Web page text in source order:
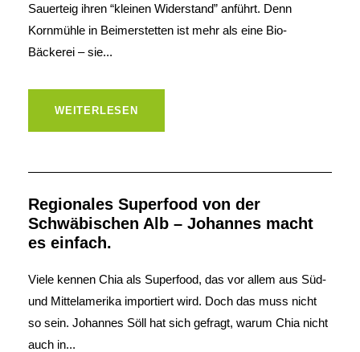
Sauerteig ihren “kleinen Widerstand” anführt. Denn
Kornmühle in Beimerstetten ist mehr als eine Bio-
Bäckerei – sie...
WEITERLESEN
Regionales Superfood von der
Schwäbischen Alb – Johannes macht
es einfach.
Viele kennen Chia als Superfood, das vor allem aus Süd-
und Mittelamerika importiert wird. Doch das muss nicht
so sein. Johannes Söll hat sich gefragt, warum Chia nicht
auch in...